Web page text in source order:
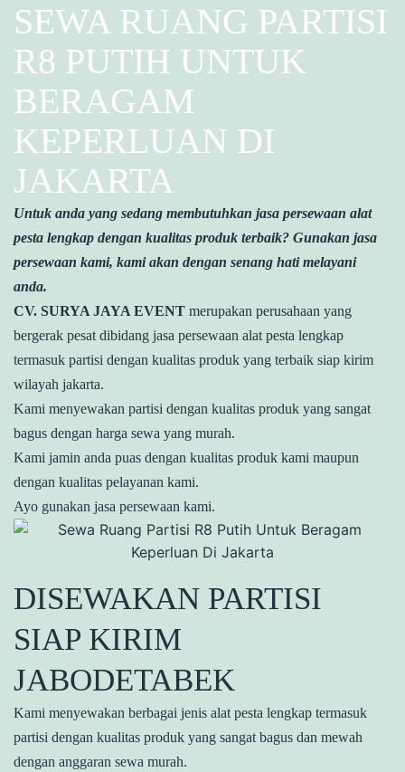
SEWA RUANG PARTISI
R8 PUTIH UNTUK
BERAGAM
KEPERLUAN DI
JAKARTA
Untuk anda yang sedang membutuhkan jasa persewaan alat
pesta lengkap dengan kualitas produk terbaik? Gunakan jasa
persewaan kami, kami akan dengan senang hati melayani
anda.
CV. SURYA JAYA EVENT merupakan perusahaan yang
bergerak pesat dibidang jasa persewaan alat pesta lengkap
termasuk partisi dengan kualitas produk yang terbaik siap kirim
wilayah jakarta.
Kami menyewakan partisi dengan kualitas produk yang sangat
bagus dengan harga sewa yang murah.
Kami jamin anda puas dengan kualitas produk kami maupun
dengan kualitas pelayanan kami.
Ayo gunakan jasa persewaan kami.
DISEWAKAN PARTISI
SIAP KIRIM
JABODETABEK
Kami menyewakan berbagai jenis alat pesta lengkap termasuk
partisi dengan kualitas produk yang sangat bagus dan mewah
dengan anggaran sewa murah.